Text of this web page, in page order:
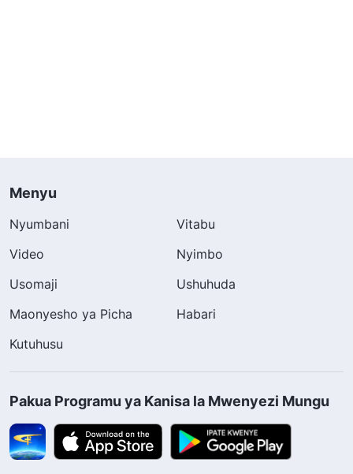
Menyu
Nyumbani
Vitabu
Video
Nyimbo
Usomaji
Ushuhuda
Maonyesho ya Picha
Habari
Kutuhusu
Pakua Programu ya Kanisa la Mwenyezi Mungu